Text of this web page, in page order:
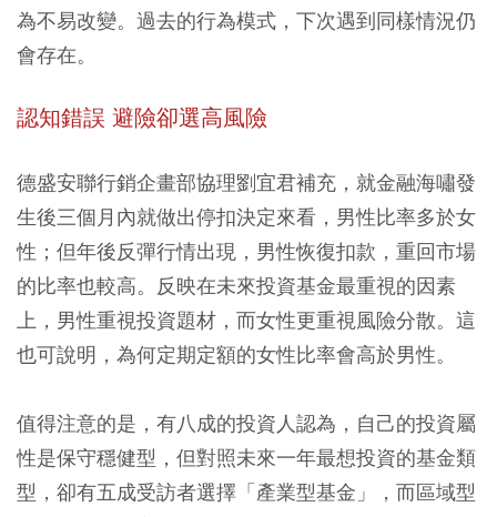
為不易改變。過去的行為模式，下次遇到同樣情況仍
會存在。
認知錯誤 避險卻選高風險
德盛安聯行銷企畫部協理劉宜君補充，就金融海嘯發
生後三個月內就做出停扣決定來看，男性比率多於女
性；但年後反彈行情出現，男性恢復扣款，重回市場
的比率也較高。反映在未來投資基金最重視的因素
上，男性重視投資題材，而女性更重視風險分散。這
也可說明，為何定期定額的女性比率會高於男性。
值得注意的是，有八成的投資人認為，自己的投資屬
性是保守穩健型，但對照未來一年最想投資的基金類
型，卻有五成受訪者選擇「產業型基金」，而區域型